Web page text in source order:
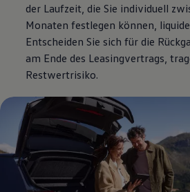
der Laufzeit, die Sie individuell
Monaten festlegen können,
Entscheiden Sie sich für die
am Ende des Leasingvertrags,
Restwertrisiko.